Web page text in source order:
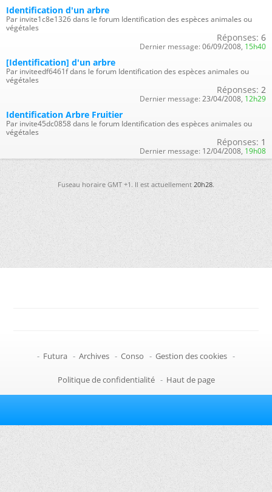
Identification d'un arbre
Par invite1c8e1326 dans le forum Identification des espèces animales ou
végétales
Réponses: 6
Dernier message: 06/09/2008, 15h40
[Identification] d'un arbre
Par inviteedf6461f dans le forum Identification des espèces animales ou
végétales
Réponses: 2
Dernier message: 23/04/2008, 12h29
Identification Arbre Fruitier
Par invite45dc0858 dans le forum Identification des espèces animales ou
végétales
Réponses: 1
Dernier message: 12/04/2008, 19h08
Fuseau horaire GMT +1. Il est actuellement 20h28.
- Futura - Archives - Conso - Gestion des cookies -
Politique de confidentialité - Haut de page